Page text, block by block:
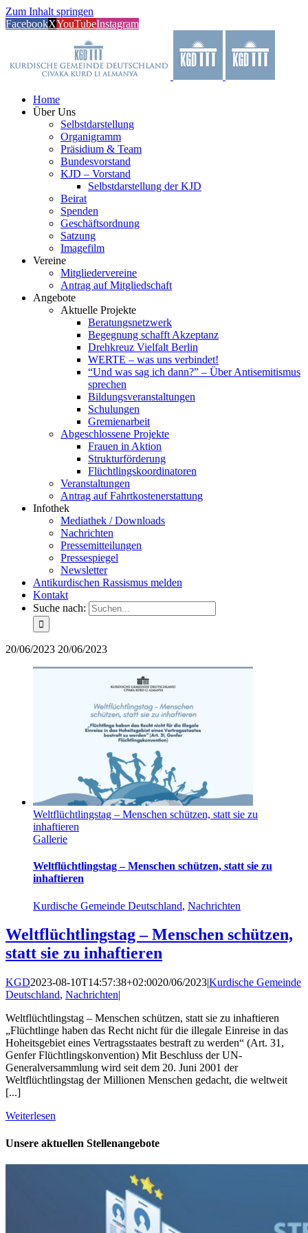
Zum Inhalt springen
FacebookXYouTubeInstagram
Home
Über Uns
Selbstdarstellung
Organigramm
Präsidium & Team
Bundesvorstand
KJD – Vorstand
Selbstdarstellung der KJD
Beirat
Spenden
Geschäftsordnung
Satzung
Imagefilm
Vereine
Mitgliedervereine
Antrag auf Mitgliedschaft
Angebote
Aktuelle Projekte
Beratungsnetzwerk
Begegnung schafft Akzeptanz
Drehkreuz Vielfalt Berlin
WERTE – was uns verbindet!
“Und was sag ich dann?” – Über Antisemitismus
sprechen
Bildungsveranstaltungen
Schulungen
Gremienarbeit
Abgeschlossene Projekte
Frauen in Aktion
Strukturförderung
Flüchtlingskoordinatoren
Veranstaltungen
Antrag auf Fahrtkostenerstattung
Infothek
Mediathek / Downloads
Nachrichten
Pressemitteilungen
Pressespiegel
Newsletter
Antikurdischen Rassismus melden
Kontakt
Suche nach:
20/06/2023 20/06/2023
Weltflüchtlingstag – Menschen schützen, statt sie zu
inhaftieren
Gallerie
Weltflüchtlingstag – Menschen schützen, statt sie zu
inhaftieren
Kurdische Gemeinde Deutschland, Nachrichten
Weltflüchtlingstag – Menschen schützen,
statt sie zu inhaftieren
KGD2023-08-10T14:57:38+02:0020/06/2023|Kurdische Gemeinde
Deutschland, Nachrichten|
Weltflüchtlingstag – Menschen schützen, statt sie zu inhaftieren
„Flüchtlinge haben das Recht nicht für die illegale Einreise in das
Hoheitsgebiet eines Vertragsstaates bestraft zu werden“ (Art. 31,
Genfer Flüchtlingskonvention) Mit Beschluss der UN-
Generalversammlung wird seit dem 20. Juni 2001 der
Weltflüchtlingstag der Millionen Menschen gedacht, die weltweit
[...]
Weiterlesen
Unsere aktuellen Stellenangebote